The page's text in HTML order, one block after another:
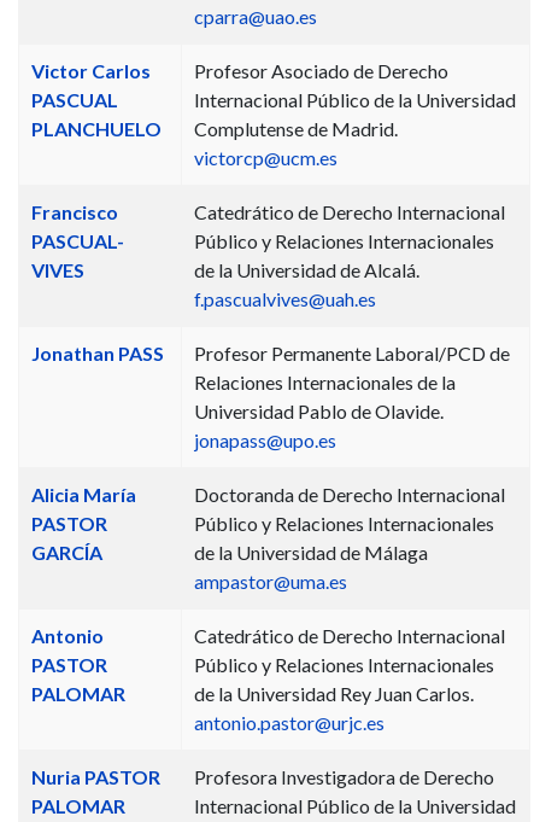
cparra@uao.es
Victor Carlos
PASCUAL
PLANCHUELO
Profesor Asociado de Derecho
Internacional Público de la Universidad
Complutense de Madrid.
victorcp@ucm.es
Francisco
PASCUAL-
VIVES
Catedrático de Derecho Internacional
Público y Relaciones Internacionales
de la Universidad de Alcalá.
f.pascualvives@uah.es
Jonathan PASS
Profesor Permanente Laboral/PCD de
Relaciones Internacionales de la
Universidad Pablo de Olavide.
jonapass@upo.es
Alicia María
PASTOR
GARCÍA
Doctoranda de Derecho Internacional
Público y Relaciones Internacionales
de la Universidad de Málaga
ampastor@uma.es
Antonio
PASTOR
PALOMAR
Catedrático de Derecho Internacional
Público y Relaciones Internacionales
de la Universidad Rey Juan Carlos.
antonio.pastor@urjc.es
Nuria PASTOR
PALOMAR
Profesora Investigadora de Derecho
Internacional Público de la Universidad